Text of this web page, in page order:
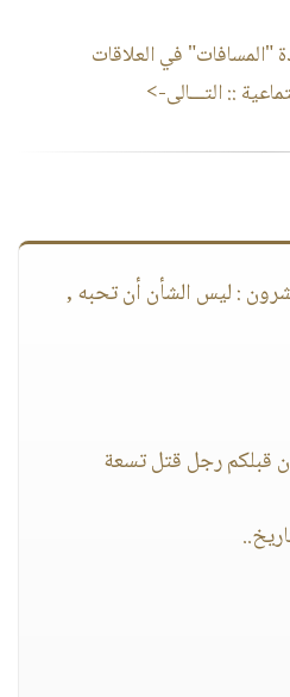
"المسافات" في العلاقات
:: التـــالى->
: ليس الشأن أن تحبه ,
قبلكم رجل قتل تسعة